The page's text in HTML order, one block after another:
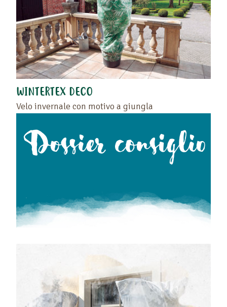
WINTERTEX DECO
Velo invernale con motivo a giungla
Dossier consiglio